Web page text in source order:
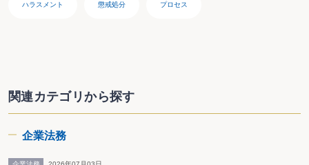
ハラスメント 懲戒処分 プロセス
関連カテゴリから探す
企業法務